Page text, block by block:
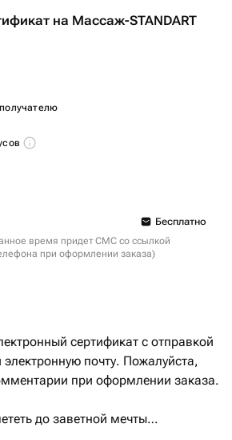
на Массаж-STANDART
Бесплатно
время придет СМС со ссылкой
при оформлении заказа)
сертификат с отправкой
почту. Пожалуйста,
при оформлении заказа.
до заветной мечты